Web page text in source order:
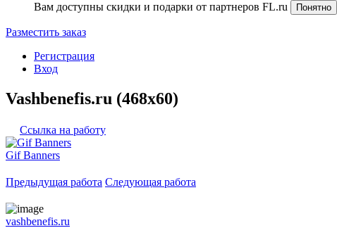
Вам доступны скидки и подарки от партнеров FL.ru
Понятно
Разместить заказ
Регистрация
Вход
Vashbenefis.ru (468x60)
Ссылка на работу
Gif Banners
Предыдущая работа Следующая работа
vashbenefis.ru